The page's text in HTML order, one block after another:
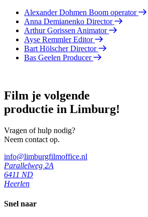
Alexander Dohmen Boom operator
Anna Demianenko Director
Arthur Gorissen Animator
Ayse Remmler Editor
Bart Hölscher Director
Bas Geelen Producer
Film je volgende
productie in Limburg!
Vragen of hulp nodig?
Neem contact op.
info@limburgfilmoffice.nl
Parallelweg 2A
6411 ND
Heerlen
Snel naar